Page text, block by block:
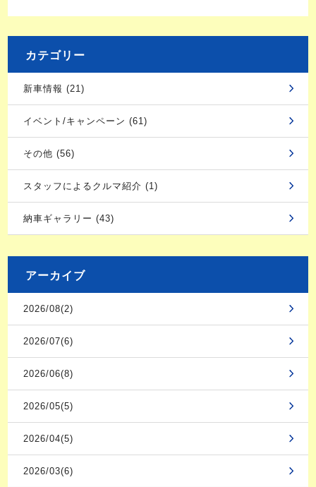
カテゴリー
新車情報 (21)
イベント/キャンペーン (61)
その他 (56)
スタッフによるクルマ紹介 (1)
納車ギャラリー (43)
アーカイブ
2026/08(2)
2026/07(6)
2026/06(8)
2026/05(5)
2026/04(5)
2026/03(6)